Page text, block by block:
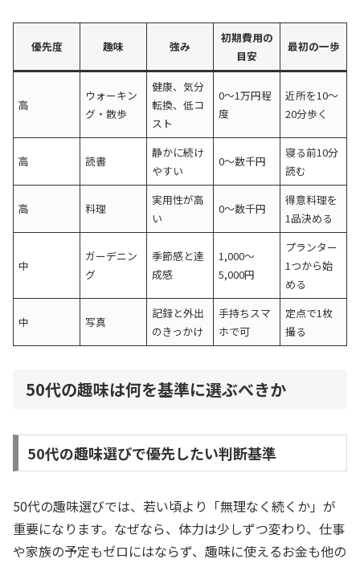
優先度 趣味 強み
初期費用の
目安
最初の一歩
高
ウォーキン
グ・散歩
健康、気分
転換、低コ
スト
0〜1万円程
度
近所を10〜
20分歩く
高 読書
静かに続け
やすい
0〜数千円
寝る前10分
読む
高 料理
実用性が高
い
0〜数千円
得意料理を
1品決める
中
ガーデニン
グ
季節感と達
成感
1,000〜
5,000円
プランター
1つから始
める
中 写真
記録と外出
のきっかけ
手持ちスマ
ホで可
定点で1枚
撮る
50代の趣味は何を基準に選ぶべきか
50代の趣味選びで優先したい判断基準
50代の趣味選びでは、若い頃より「無理なく続くか」が
重要になります。なぜなら、体力は少しずつ変わり、仕事
や家族の予定もゼロにはならず、趣味に使えるお金も他の